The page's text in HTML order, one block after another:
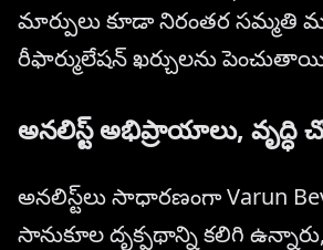
మార్పులు కూడా నిరంతర సమ్మతి
రీఫార్ములేషన్ ఖర్చులను
అనలిస్ట్ అభిప్రాయాలు, వృద్ధి
అనలిస్ట్‌లు సాధారణంగా Varun
సానుకూల దృక్పథాన్ని కలిగి